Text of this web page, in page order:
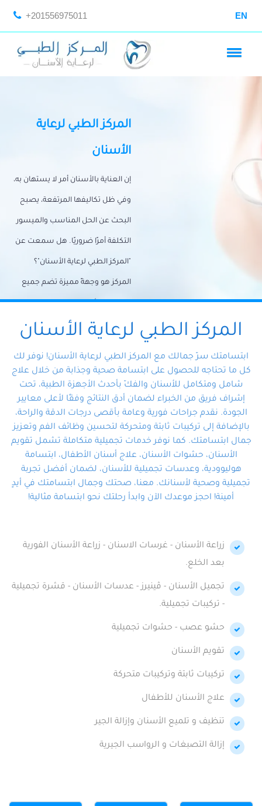
+201556975011 EN
المركز الطبي لرعاية
الأسنان
إن العناية بالأسنان أمر لا يستهان به،
وفي ظل تكاليفها المرتفعة، يصبح
البحث عن الحل المناسب والميسور
التكلفة أمرًا ضروريًا. هل سمعت عن
"المركز الطبي لرعاية الأسنان"؟
المركز هو وجهةً مميزة تضم جميع
احتياجات الأسنان تحت سقف واحد،
وتضمن لك حلاً شاملًا لجميع
المتخصص ذوي الخبرة، ستجد نفسك
في أيد أمينة تلبي احتياجاتك بكل
احترافية ودقة.
المركز الطبي لرعاية الأسنان
ابتسامتك سرّ جمالك مع المركز الطبي لرعاية الأسنان! نوفر لك
كل ما تحتاجه للحصول على ابتسامة صحية وجذابة من خلال علاج
شامل ومتكامل للأسنان والفكّ بأحدث الأجهزة الطبية، تحت
إشراف فريق من الخبراء لضمان أدق النتائج وفقًا لأعلى معايير
الجودة. نقدم جراحات فورية وعامة بأقصى درجات الدقة والراحة،
بالإضافة إلى تركيبات ثابتة ومتحركة لتحسين وظائف الفم وتعزيز
جمال ابتسامتك. كما نوفر خدمات تجميلية متكاملة تشمل تقويم
الأسنان، حشوات الأسنان، علاج أسنان الأطفال، ابتسامة
هوليوودية، وعدسات تجميلية للأسنان، لضمان أفضل تجربة
تجميلية وصحية لأسنانك. معنا، صحتك وجمال ابتسامتك في أيدٍ
أمينة! احجز موعدك الآن وابدأ رحلتك نحو ابتسامة مثالية!
زراعة الأسنان - غرسات الاسنان - زراعة الأسنان الفورية
بعد الخلع.
تجميل الأسنان - ڤينيرز - عدسات الأسنان - قشرة تجميلية
- تركيبات تجميلية.
حشو عصب - حشوات تجميلية
تقويم الأسنان
تركيبات ثابتة وتركيبات متحركة
علاج الأسنان للأطفال
تنظيف و تلميع الأسنان وإزالة الجير
إزالة التصبغات و الرواسب الجيرية